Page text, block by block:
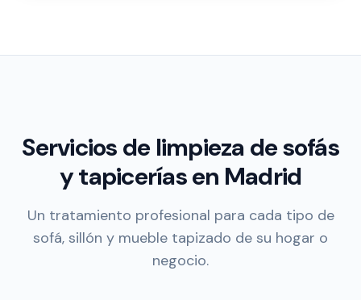
Servicios de limpieza de sofás
y tapicerías en Madrid
Un tratamiento profesional para cada tipo de
sofá, sillón y mueble tapizado de su hogar o
negocio.